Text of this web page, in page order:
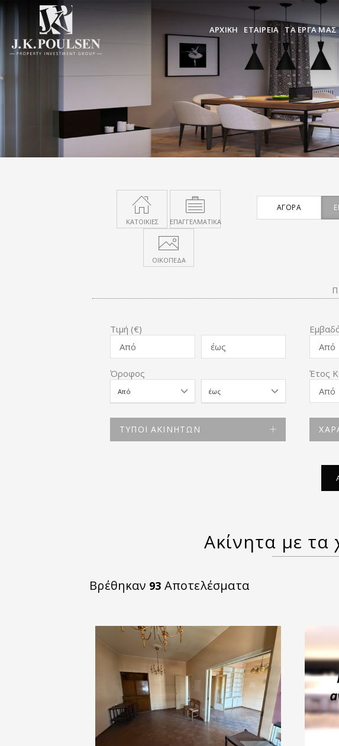
ΑΡΧΙΚΗ ΕΤΑΙΡΕΙΑ ΤΑ ΕΡΓΑ ΜΑΣ
ΚΑΤΟΙΚΙΕΣ ΕΠΑΓΓΕΛΜΑΤΙΚΑ
ΟΙΚΟΠΕΔΑ
ΑΓΟΡΆ
Τιμή (€)
Όροφος Έτος
ΤΥΠΟΙ ΑΚΙΝΗΤΩΝ
Ακίνητα με τα
Βρέθηκαν 93 Αποτελέσματα